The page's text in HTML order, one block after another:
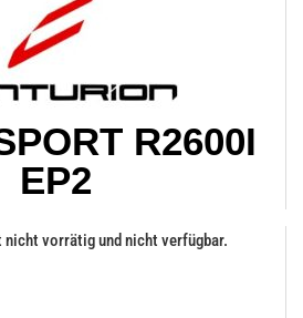
R2600I
EP2
vorrätig und nicht verfügbar.